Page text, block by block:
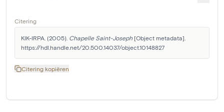
Citering
KIK-IRPA. (2005). Chapelle Saint-Joseph [Object metadata].
https://hdl.handle.net/20.500.14037/object.10148827
Citering kopiëren